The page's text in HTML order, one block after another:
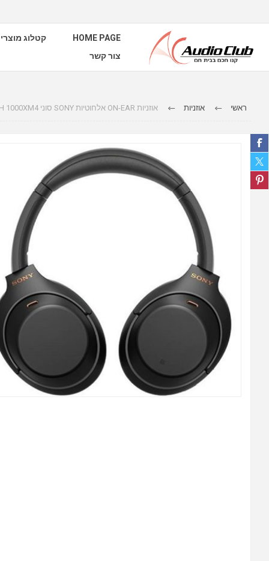
HOME PAGE
קטלוג
צור קשר
ראשי אוזניות אוזניות ON-EAR אלחוטיות SONY סוני WH 1000XM4